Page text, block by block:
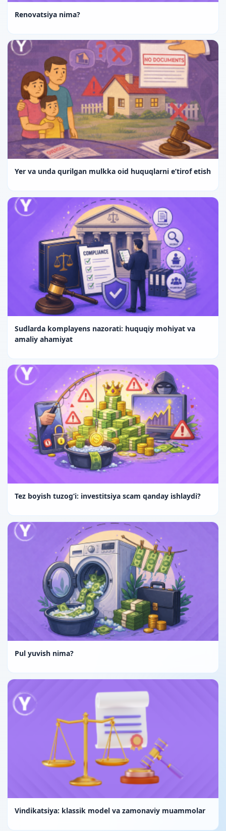
Renovatsiya nima?
Yer va unda qurilgan mulkka oid huquqlarni e’tirof etish
Sudlarda komplayens nazorati: huquqiy mohiyat va
amaliy ahamiyat
Tez boyish tuzog‘i: investitsiya scam qanday ishlaydi?
Pul yuvish nima?
Vindikatsiya: klassik model va zamonaviy muammolar